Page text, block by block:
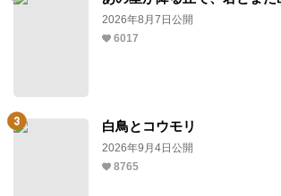
2026年8月7日公開
6017
白鳥とコウモリ
2026年9月4日公開
8765